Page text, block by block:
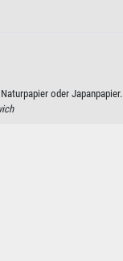
oder Japanpapier.